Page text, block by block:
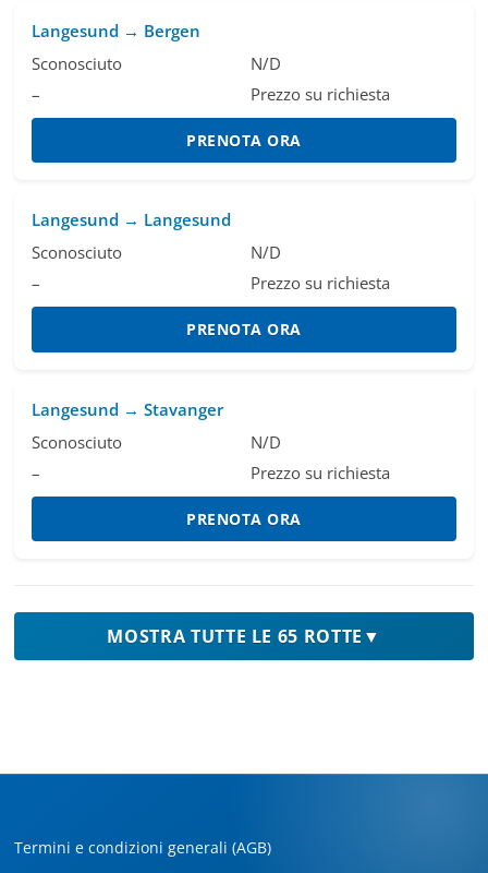
Langesund → Bergen
Sconosciuto
N/D
–
Prezzo su richiesta
PRENOTA ORA
Langesund → Langesund
Sconosciuto
N/D
–
Prezzo su richiesta
PRENOTA ORA
Langesund → Stavanger
Sconosciuto
N/D
–
Prezzo su richiesta
PRENOTA ORA
MOSTRA TUTTE LE 65 ROTTE ▼
Termini e condizioni generali (AGB)